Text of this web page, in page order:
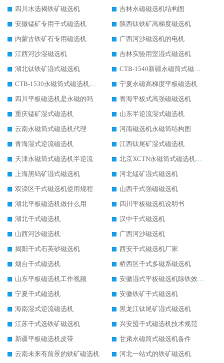
四川水选褐铁矿磁选机
吉林永磁磁选机结构图
安徽锰矿专用干式磁选机
陕西钛铁矿高梯度磁选机
内蒙古铁矿石专用磁选机
广西河沙磁选机的电机
江西河沙湿磁选机
吉林实验用室湿式磁选机
湖北钛铁矿湿式磁选机
CTB-1540新疆永磁筒式磁选机
CTB-1530永磁筒式磁选机代理商
宁夏永磁高梯度平板磁选机
四川平板磁选机是永磁的吗
青海平板式高强磁磁选机
重庆锰矿湿式磁选机
山东半逆流湿式磁选机
云南永磁筒式磁选机代理
河南磁选机永磁筒结构图
青海湿式逆流磁选机
江西钛尾矿湿式磁选机
天津永磁筒式磁选机半逆流
北京XCTN永磁筒式磁选机磁块位置
上海黑钨矿湿式磁选机
河北锰矿湿式磁选机
双滦区干式磁选机使用规程
山西干式强磁磁选机
湖北平板磁选机做什么用
四川平板磁选机说明书
湖北干式磁选机
汉中干式磁选机
山西河沙磁选机
广西河沙磁选机
揭阳干式石英砂磁选机
西安干式磁选机厂家
烟台干式磁选机
桥西区干式多磁系磁选机
山东平板磁选机工作视频
安徽湿式平板磁选机除铁效果怎么样
宁夏干式磁选机
安徽铁矿干式磁选机
海南湿式逆流磁选机
黑龙江钛尾矿湿式磁选机
江苏干式选铁矿磁选机
兴安盟干式磁选机技术规范
新疆平板磁选机皮带
甘肃永磁筒式磁选机备件
云南未来有前景的铁矿磁选机
河北一站式的铁矿磁选机